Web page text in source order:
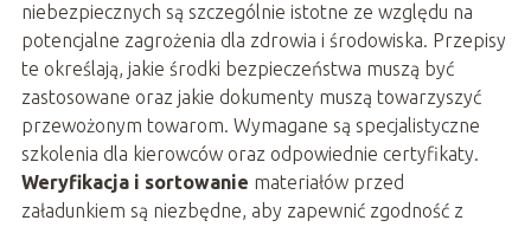
niebezpiecznych są szczególnie istotne ze względu na
potencjalne zagrożenia dla zdrowia i środowiska. Przepisy
te określają, jakie środki bezpieczeństwa muszą być
zastosowane oraz jakie dokumenty muszą towarzyszyć
przewożonym towarom. Wymagane są specjalistyczne
szkolenia dla kierowców oraz odpowiednie certyfikaty.
Weryfikacja i sortowanie materiałów przed
załadunkiem są niezbędne, aby zapewnić zgodność z